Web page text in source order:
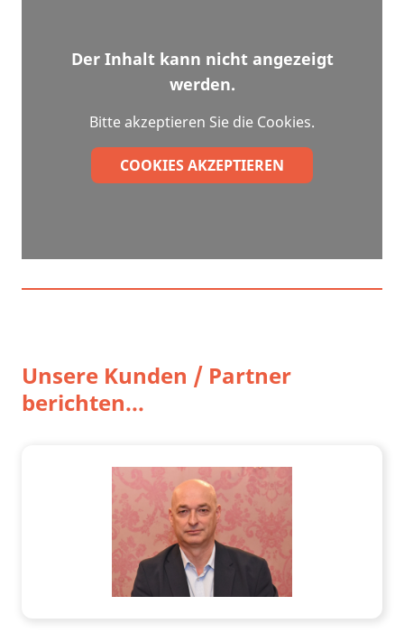
Der Inhalt kann nicht angezeigt
werden.
Bitte akzeptieren Sie die Cookies.
COOKIES AKZEPTIEREN
Unsere Kunden / Partner
berichten...